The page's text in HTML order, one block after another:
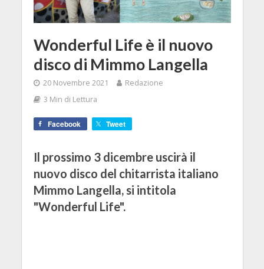
Wonderful Life è il nuovo
disco di Mimmo Langella
20 Novembre 2021
Redazione
3 Min di Lettura
Facebook Tweet
Il prossimo 3 dicembre uscirà il
nuovo disco del chitarrista italiano
Mimmo Langella, si intitola
"Wonderful Life".